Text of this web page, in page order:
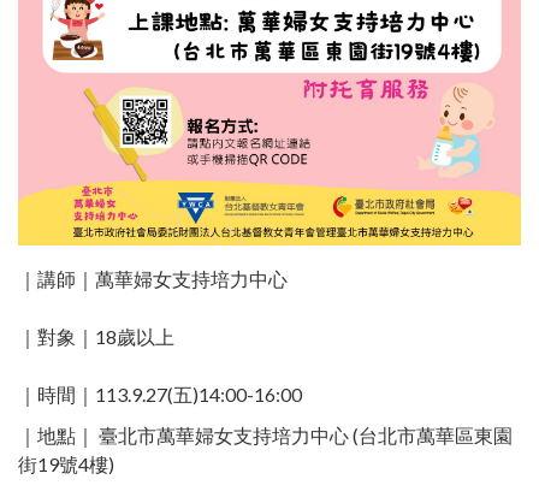
｜講師｜萬華婦女支持培力中心
｜對象｜18歲以上
｜時間｜113.9.27(五)14:00-16:00
｜地點｜ 臺北市萬華婦女支持培力中心 (台北市萬華區東園
街19號4樓)​